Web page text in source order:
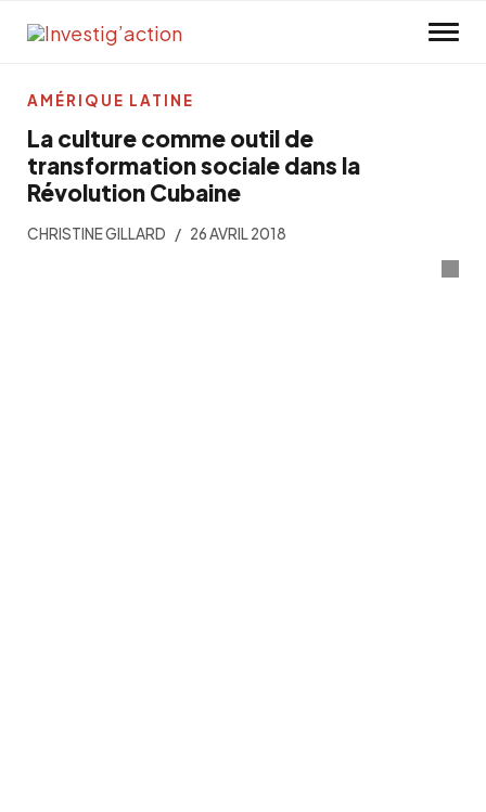
La culture comme outil de
transformation sociale dans la
Révolution Cubaine
CHRISTINE GILLARD 26 AVRIL 2018
AMÉRIQUE LATINE